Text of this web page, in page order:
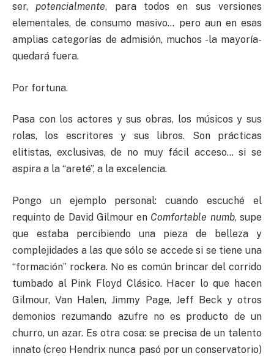
ser,potencialmente, para todos en sus versiones
elementales, de consumo masivo… pero aun en esas
amplias categorías de admisión, muchos -la mayoría-
quedará fuera.
Por fortuna.
Pasa con los actores y sus obras, los músicos y sus
rolas, los escritores y sus libros. Son prácticas
elitistas, exclusivas, de no muy fácil acceso… si se
aspira a la “areté”, a la excelencia.
Pongo un ejemplo personal: cuando escuché el
requinto de David Gilmour en Comfortable numb, supe
que estaba percibiendo una pieza de belleza y
complejidades a las que sólo se accede si se tiene una
“formación” rockera. No es común brincar del corrido
tumbado al Pink Floyd Clásico. Hacer lo que hacen
Gilmour, Van Halen, Jimmy Page, Jeff Beck y otros
demonios rezumando azufre no es producto de un
churro, un azar. Es otra cosa: se precisa de un talento
innato (creo Hendrix nunca pasó por un conservatorio)